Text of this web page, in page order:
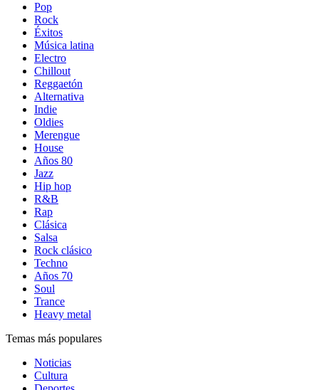
Pop
Rock
Éxitos
Música latina
Electro
Chillout
Reggaetón
Alternativa
Indie
Oldies
Merengue
House
Años 80
Jazz
Hip hop
R&B
Rap
Clásica
Salsa
Rock clásico
Techno
Años 70
Soul
Trance
Heavy metal
Temas más populares
Noticias
Cultura